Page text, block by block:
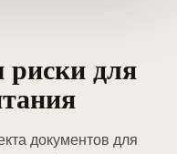
для
документов для